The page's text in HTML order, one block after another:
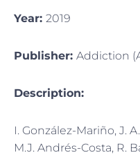
Year: 2019
Publisher: Addiction
Description:
I. González-Mariño, J.
M.J. Andrés-Costa, R.